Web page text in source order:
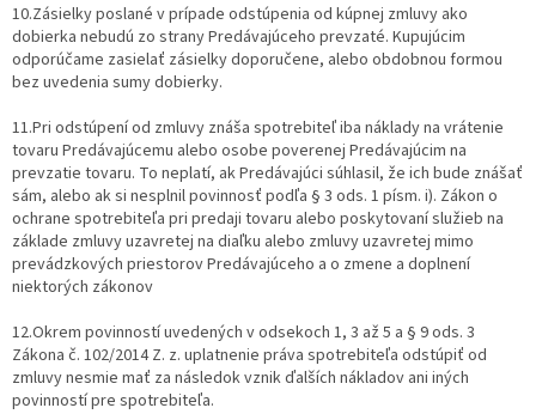
10.Zásielky poslané v prípade odstúpenia od kúpnej zmluvy ako
dobierka nebudú zo strany Predávajúceho prevzaté. Kupujúcim
odporúčame zasielať zásielky doporučene, alebo obdobnou formou
bez uvedenia sumy dobierky.
11.Pri odstúpení od zmluvy znáša spotrebiteľ iba náklady na vrátenie
tovaru Predávajúcemu alebo osobe poverenej Predávajúcim na
prevzatie tovaru. To neplatí, ak Predávajúci súhlasil, že ich bude znášať
sám, alebo ak si nesplnil povinnosť podľa § 3 ods. 1 písm. i). Zákon o
ochrane spotrebiteľa pri predaji tovaru alebo poskytovaní služieb na
základe zmluvy uzavretej na diaľku alebo zmluvy uzavretej mimo
prevádzkových priestorov Predávajúceho a o zmene a doplnení
niektorých zákonov
12.Okrem povinností uvedených v odsekoch 1, 3 až 5 a § 9 ods. 3
Zákona č. 102/2014 Z. z. uplatnenie práva spotrebiteľa odstúpiť od
zmluvy nesmie mať za následok vznik ďalších nákladov ani iných
povinností pre spotrebiteľa.